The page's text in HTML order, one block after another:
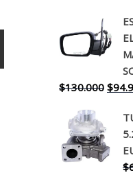
$130.000 El
era:
$
$